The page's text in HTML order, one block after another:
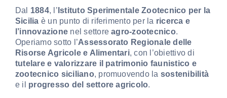
Editoria
Dal 1884, l’ Istituto Sperimentale Zootecnico per la
Sicilia è un punto di riferimento per la ricerca e
l’innovazione nel settoreagro-zootecnico.
Operiamo sotto l’Assessorato Regionale delle
Risorse Agricole e Alimentari, con l’obiettivo di
tutelare e valorizzare il patrimonio faunistico e
zootecnico siciliano, promuovendo la sostenibilità
e il progresso del settore agricolo.